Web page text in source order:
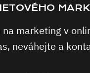
na marketing v
neváhejte a